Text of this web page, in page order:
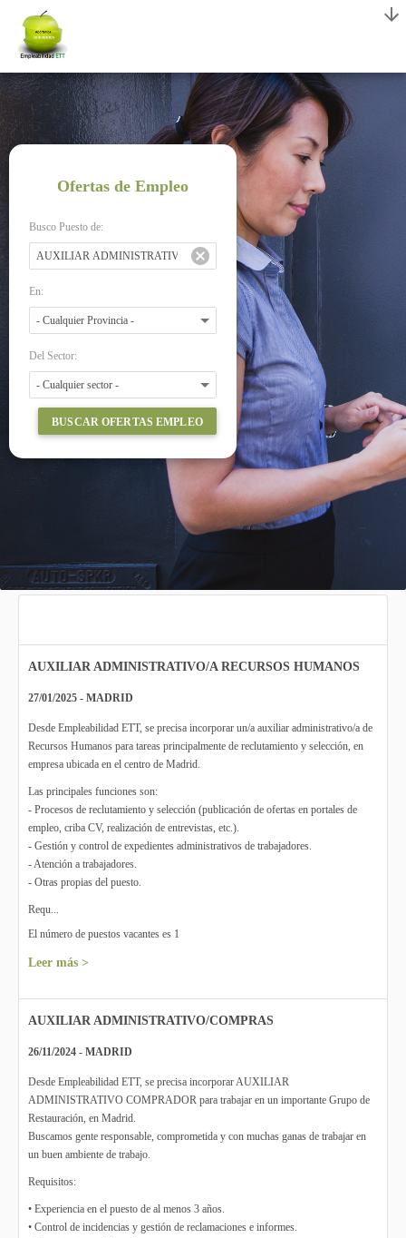
Ofertas de Empleo
Busco Puesto de:
En:
Del Sector:
BUSCAR OFERTAS EMPLEO
AUXILIAR ADMINISTRATIVO/A RECURSOS HUMANOS
27/01/2025 - MADRID
Desde Empleabilidad ETT, se precisa incorporar un/a auxiliar administrativo/a de
Recursos Humanos para tareas principalmente de reclutamiento y selección, en
empresa ubicada en el centro de Madrid.
Las principales funciones son:
- Procesos de reclutamiento y selección (publicación de ofertas en portales de
empleo, criba CV, realización de entrevistas, etc.).
- Gestión y control de expedientes administrativos de trabajadores.
- Atención a trabajadores.
- Otras propias del puesto.
Requ...
El número de puestos vacantes es 1
Leer más >
AUXILIAR ADMINISTRATIVO/COMPRAS
26/11/2024 - MADRID
Desde Empleabilidad ETT, se precisa incorporar AUXILIAR
ADMINISTRATIVO COMPRADOR para trabajar en un importante Grupo de
Restauración, en Madrid.
Buscamos gente responsable, comprometida y con muchas ganas de trabajar en
un buen ambiente de trabajo.
Requisitos:
• Experiencia en el puesto de al menos 3 años.
• Control de incidencias y gestión de reclamaciones e informes.